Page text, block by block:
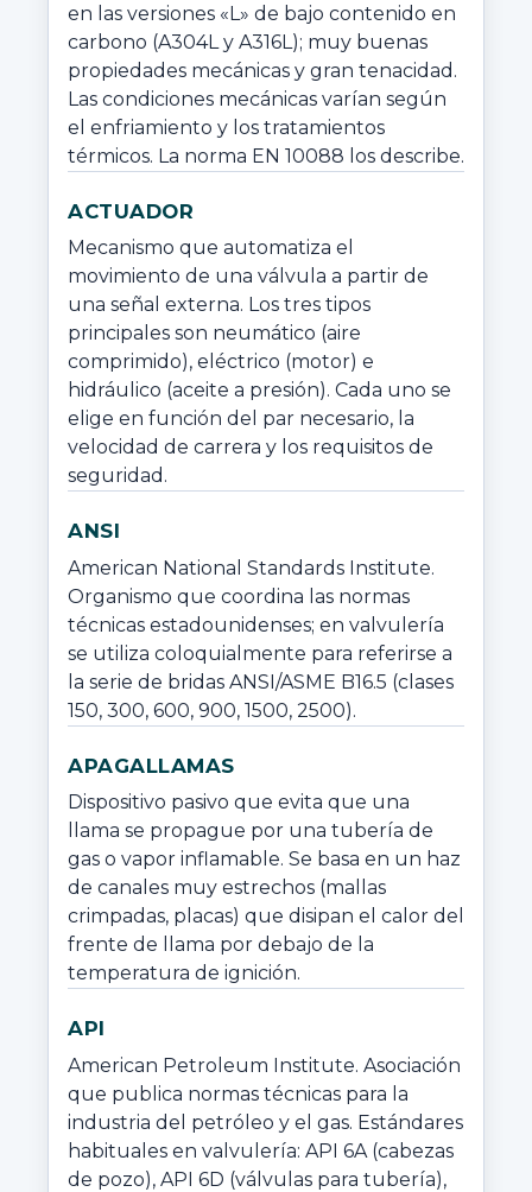
en las versiones «L» de bajo contenido en
carbono (A304L y A316L); muy buenas
propiedades mecánicas y gran tenacidad.
Las condiciones mecánicas varían según
el enfriamiento y los tratamientos
térmicos. La norma EN 10088 los describe.
ACTUADOR
Mecanismo que automatiza el
movimiento de una válvula a partir de
una señal externa. Los tres tipos
principales son neumático (aire
comprimido), eléctrico (motor) e
hidráulico (aceite a presión). Cada uno se
elige en función del par necesario, la
velocidad de carrera y los requisitos de
seguridad.
ANSI
American National Standards Institute.
Organismo que coordina las normas
técnicas estadounidenses; en valvulería
se utiliza coloquialmente para referirse a
la serie de bridas ANSI/ASME B16.5 (clases
150, 300, 600, 900, 1500, 2500).
APAGALLAMAS
Dispositivo pasivo que evita que una
llama se propague por una tubería de
gas o vapor inflamable. Se basa en un haz
de canales muy estrechos (mallas
crimpadas, placas) que disipan el calor del
frente de llama por debajo de la
temperatura de ignición.
API
American Petroleum Institute. Asociación
que publica normas técnicas para la
industria del petróleo y el gas. Estándares
habituales en valvulería: API 6A (cabezas
de pozo), API 6D (válvulas para tubería),